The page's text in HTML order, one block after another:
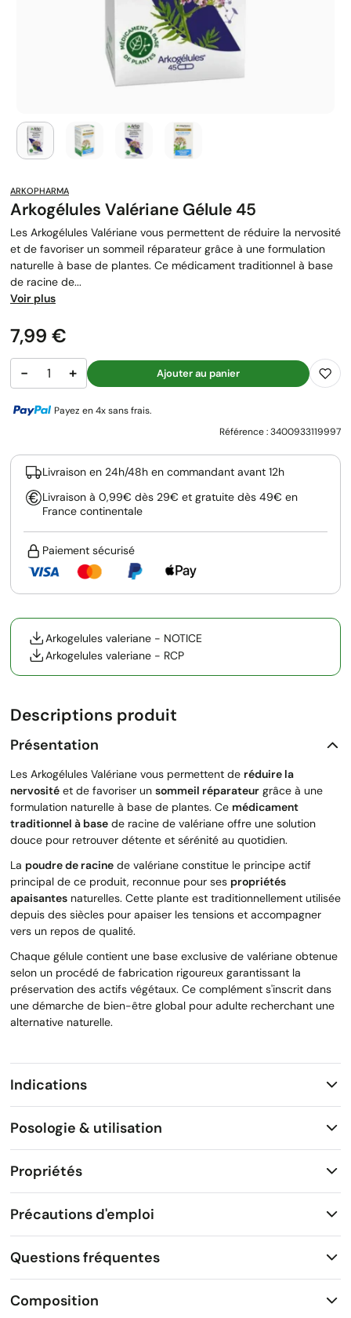
ARKOPHARMA
Arkogélules Valériane Gélule 45
Les Arkogélules Valériane vous permettent de réduire la nervosité
et de favoriser un sommeil réparateur grâce à une formulation
naturelle à base de plantes. Ce médicament traditionnel à base
de racine de...
Voir plus
Prix
7,99 €
− + Ajouter au panier
Payez en 4x sans frais.
Référence :3400933119997
Livraison en 24h/48h en commandant avant 12h
Livraison à 0,99€ dès 29€ et gratuite dès 49€ en
France continentale
Paiement sécurisé
Arkogelules valeriane - NOTICE
Arkogelules valeriane - RCP
Descriptions produit
Présentation
Les Arkogélules Valériane vous permettent de réduire la
nervosité et de favoriser un sommeil réparateur grâce à une
formulation naturelle à base de plantes. Ce médicament
traditionnel à base de racine de valériane offre une solution
douce pour retrouver détente et sérénité au quotidien.
La poudre de racine de valériane constitue le principe actif
principal de ce produit, reconnue pour ses propriétés
apaisantes naturelles. Cette plante est traditionnellement utilisée
depuis des siècles pour apaiser les tensions et accompagner
vers un repos de qualité.
Chaque gélule contient une base exclusive de valériane obtenue
selon un procédé de fabrication rigoureux garantissant la
préservation des actifs végétaux. Ce complément s'inscrit dans
une démarche de bien-être global pour adulte recherchant une
alternative naturelle.
Indications
Posologie & utilisation
Propriétés
Précautions d'emploi
Questions fréquentes
Composition